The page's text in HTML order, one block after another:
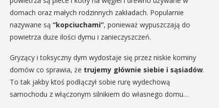
domach oraz małych rodzinnych zakładach. Popularnie
nazywane są “kopciuchami”, ponieważ wypuszczają do
powietrza duże ilości dymu i zanieczyszczeń.
Gryzący i toksyczny dym wydostaje się przez niskie kominy
domów co sprawia, że trujemy głównie siebie i sąsiadów.
To tak jakby ktoś podłączył sobie rurę wydechową
samochodu z włączonym silnikiem do własnego domu…